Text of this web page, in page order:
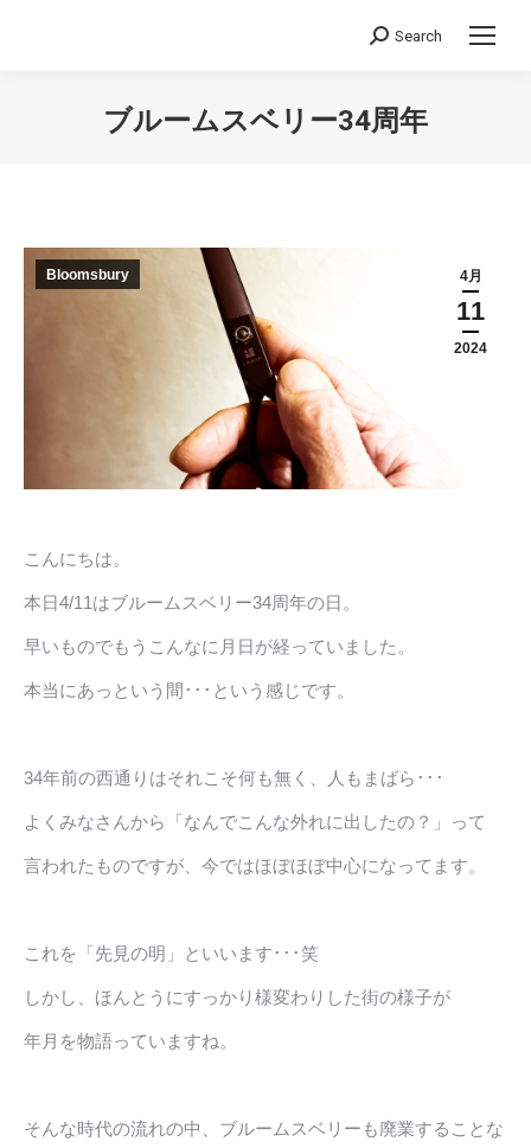
Search:
Search
ブルームスベリー34周年
4月
11
2024
Bloomsbury
こんにちは。
本日4/11はブルームスベリー34周年の日。
早いものでもうこんなに月日が経っていました。
本当にあっという間･･･という感じです。
34年前の西通りはそれこそ何も無く、人もまばら･･･
よくみなさんから「なんでこんな外れに出したの？」って
言われたものですが、今ではほぼほぼ中心になってます。
これを「先見の明」といいます･･･笑
しかし、ほんとうにすっかり様変わりした街の様子が
年月を物語っていますね。
そんな時代の流れの中、ブルームスベリーも廃業することな